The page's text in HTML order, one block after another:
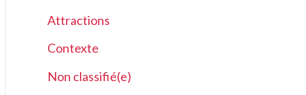
Attractions
Contexte
Non classifié(e)